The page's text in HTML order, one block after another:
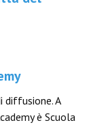
diffusione. A
è Scuola